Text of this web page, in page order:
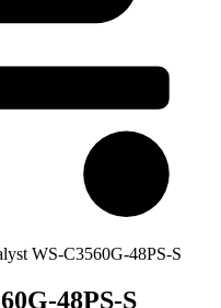
WS-C3560G-48PS-S
48PS-S